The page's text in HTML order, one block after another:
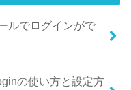
ルでログインがで
の使い方と設定方